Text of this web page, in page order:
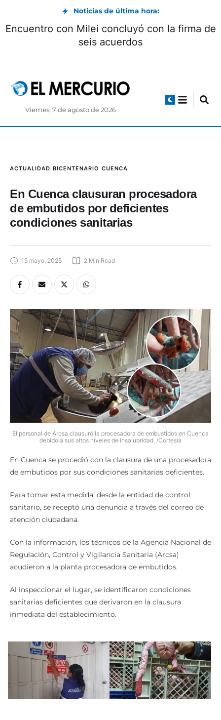
Noticias de última hora:
Encuentro con Milei concluyó con la firma de
seis acuerdos
Viernes, 7 de agosto de 2026
ACTUALIDAD BICENTENARIO CUENCA
En Cuenca clausuran procesadora
de embutidos por deficientes
condiciones sanitarias
15 mayo, 2025 2 Min Read
El personal de Arcsa clausuró la procesadora de embustidos en Cuenca
debido a sus altos niveles de insalubridad. /Cortesía
En Cuenca se procedió con la clausura de una procesadora
de embutidos por sus condiciones sanitarias deficientes.
Para tomar esta medida, desde la entidad de control
sanitario, se receptó una denuncia a través del correo de
atención ciudadana.
Con la información, los técnicos de la Agencia Nacional de
Regulación, Control y Vigilancia Sanitaria (Arcsa)
acudieron a la planta procesadora de embutidos.
Al inspeccionar el lugar, se identificaron condiciones
sanitarias deficientes que derivaron en la clausura
inmediata del establecimiento.